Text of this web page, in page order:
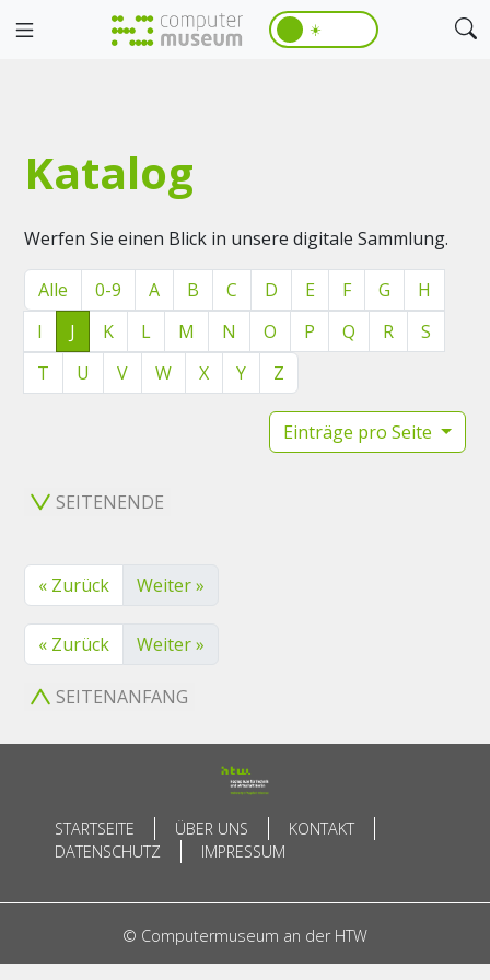
☀️
Katalog
Werfen Sie einen Blick in unsere digitale Sammlung.
Alle 0-9 A B C D E F G
H
I
J K L M N O P Q R
S
T
U V W X Y Z
Einträge pro Seite
SEITENENDE
« Zurück Weiter »
« Zurück Weiter »
SEITENANFANG
STARTSEITE ÜBER UNS
KONTAKT
DATENSCHUTZ
IMPRESSUM
© Computermuseum an der HTW